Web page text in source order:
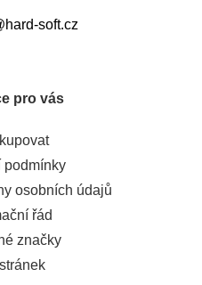
soft.cz
pro vás
podmínky
osobních údajů
řád
značky